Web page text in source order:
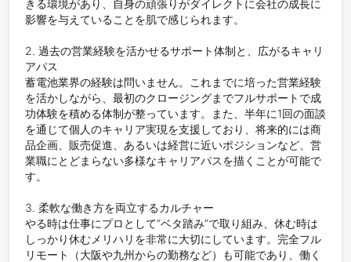
きる環境があり、自身の頑張りがダイレクトに会社の成長に
影響を与えていることを肌で感じられます。
2. 過去の営業経験を活かせるサポート体制と、広がるキャリ
アパス
蓄電池業界の経験は問いません。これまでに培った営業経験
を活かしながら、最初のクロージングまでフルサポートで成
功体験を積める体制が整っています。また、半年に1回の面談
を通じて個人のキャリア実現を支援しており、将来的には商
品企画、販売促進、あるいは経営に近いポジションなど、営
業職にとどまらない多様なキャリアパスを描くことが可能で
す。
3. 柔軟な働き方を両立するカルチャー
やる時は仕事にプロとして”ベタ踏み”で取り組み、休む時は
しっかり休むメリハリを非常に大切にしています。完全フル
リモート（大阪や九州からの勤務など）も可能であり、働く